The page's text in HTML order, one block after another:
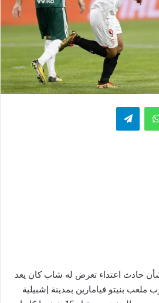
واتساب تيلقرام
حادث اعتداء تعرض له شاب كان يعد
ملعب بنيتو فيامارين بمدينة إشبيلية